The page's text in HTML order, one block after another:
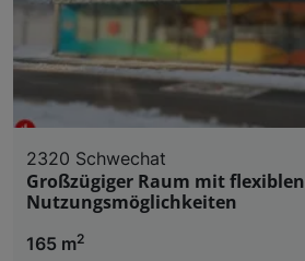
2320 Schwechat
Großzügiger Raum mit flexiblen
Nutzungsmöglichkeiten
165 m2